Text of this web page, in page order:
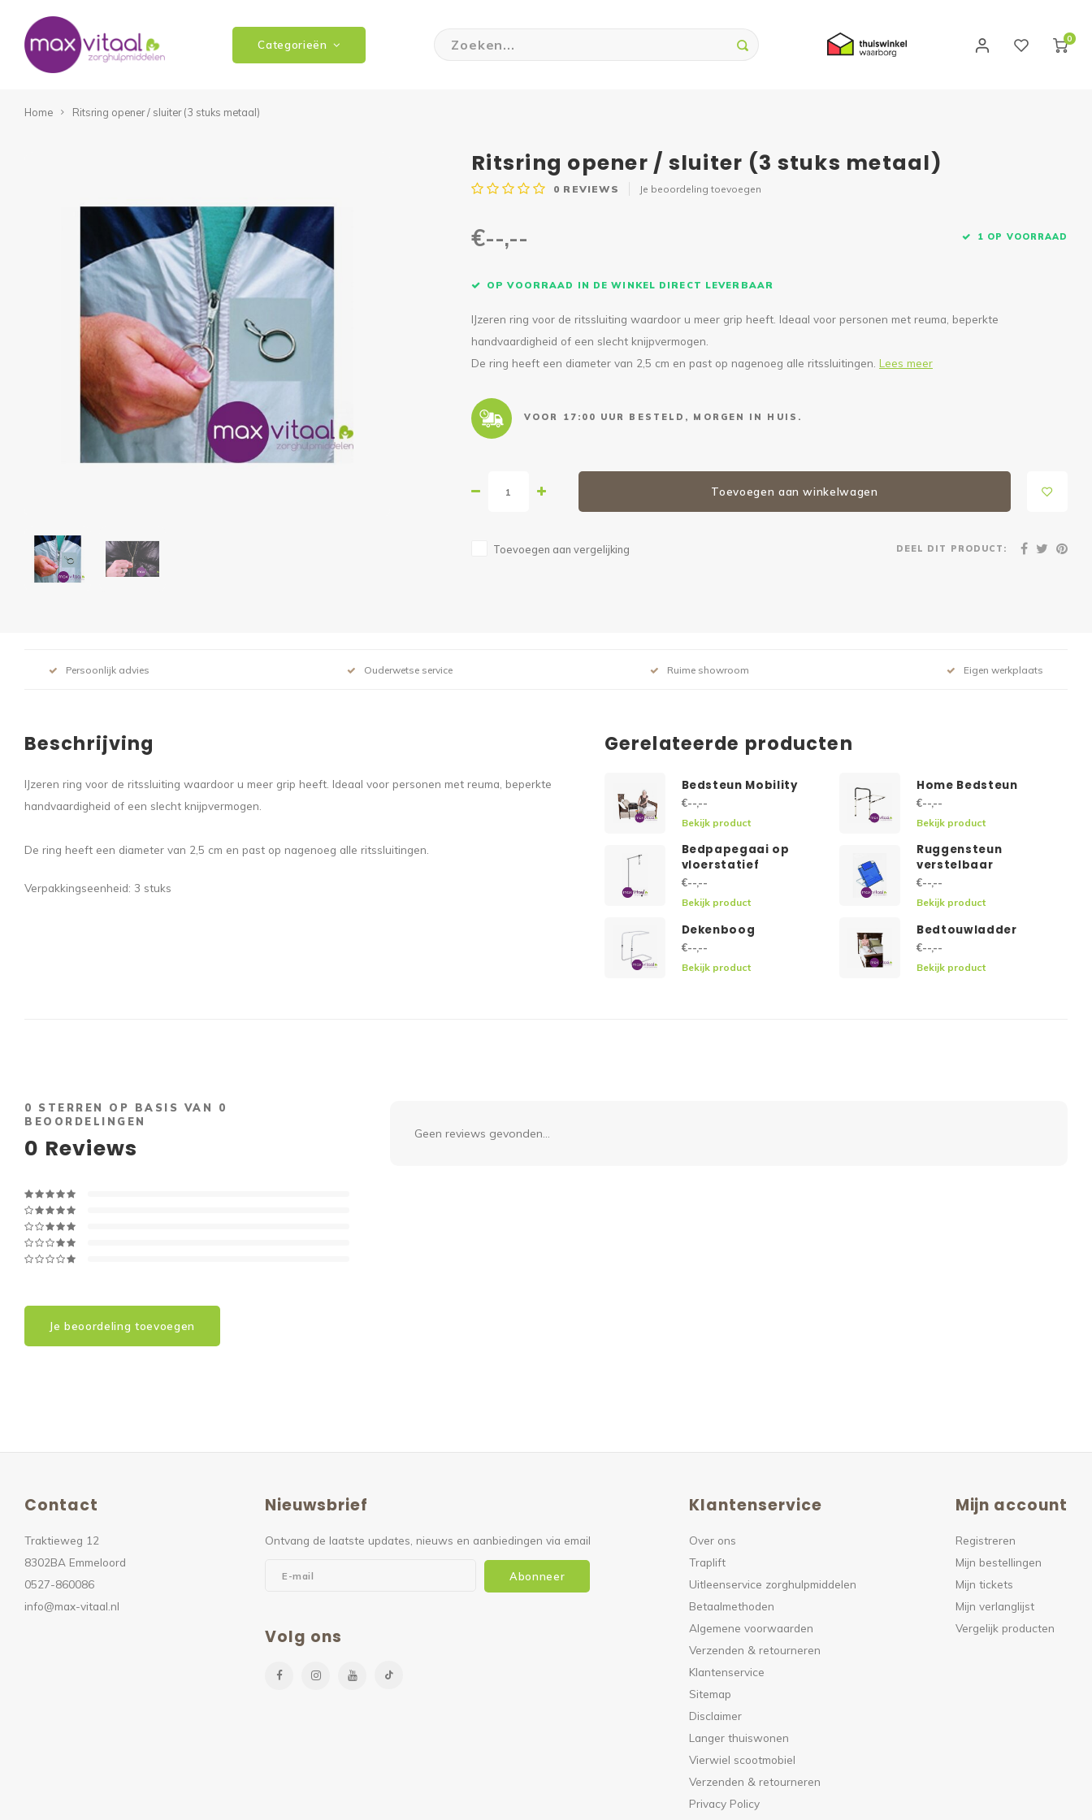
Categorieën 0
Home Ritsring opener / sluiter (3 stuks metaal)
Ritsring opener / sluiter (3 stuks metaal)
0 REVIEWS Je beoordeling toevoegen
€--,-- 1 OP VOORRAAD
OP VOORRAAD IN DE WINKEL DIRECT LEVERBAAR
IJzeren ring voor de ritssluiting waardoor u meer grip heeft. Ideaal voor personen met reuma, beperkte
handvaardigheid of een slecht knijpvermogen.
De ring heeft een diameter van 2,5 cm en past op nagenoeg alle ritssluitingen. Lees meer
VOOR 17:00 UUR BESTELD, MORGEN IN HUIS.
Toevoegen aan winkelwagen
Toevoegen aan vergelijking DEEL DIT PRODUCT:
Persoonlijk advies Ouderwetse service Ruime showroom Eigen werkplaats
Beschrijving
IJzeren ring voor de ritssluiting waardoor u meer grip heeft. Ideaal voor personen met reuma, beperkte
handvaardigheid of een slecht knijpvermogen.
De ring heeft een diameter van 2,5 cm en past op nagenoeg alle ritssluitingen.
Verpakkingseenheid: 3 stuks
Gerelateerde producten
Bedsteun Mobility
€--,--
Bekijk product
Home Bedsteun
€--,--
Bekijk product
Bedpapegaai op
vloerstatief
€--,--
Bekijk product
Ruggensteun
verstelbaar
€--,--
Bekijk product
Dekenboog
€--,--
Bekijk product
Bedtouwladder
€--,--
Bekijk product
0 STERREN OP BASIS VAN 0
BEOORDELINGEN
0 Reviews
Je beoordeling toevoegen
Geen reviews gevonden...
Contact
Traktieweg 12
8302BA Emmeloord
0527-860086
info@max-vitaal.nl
Nieuwsbrief
Ontvang de laatste updates, nieuws en aanbiedingen via email
Abonneer
Volg ons
Klantenservice
Over ons
Traplift
Uitleenservice zorghulpmiddelen
Betaalmethoden
Algemene voorwaarden
Verzenden & retourneren
Klantenservice
Sitemap
Disclaimer
Langer thuiswonen
Vierwiel scootmobiel
Verzenden & retourneren
Privacy Policy
Mijn account
Registreren
Mijn bestellingen
Mijn tickets
Mijn verlanglijst
Vergelijk producten